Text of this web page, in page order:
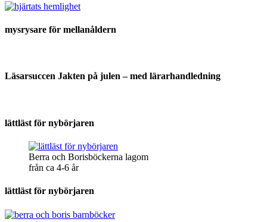
mysrysare för mellanåldern
Läsarsuccen Jakten på julen – med lärarhandledning
lättläst för nybörjaren
Berra och Borisböckerna lagom
från ca 4-6 år
lättläst för nybörjaren